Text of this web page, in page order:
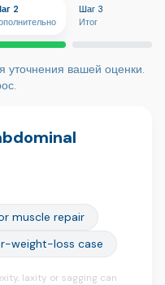
2
Шаг 3
Итог
уточнения вашей оценки.
muscle repair
weight-loss case
laxity or sagging can